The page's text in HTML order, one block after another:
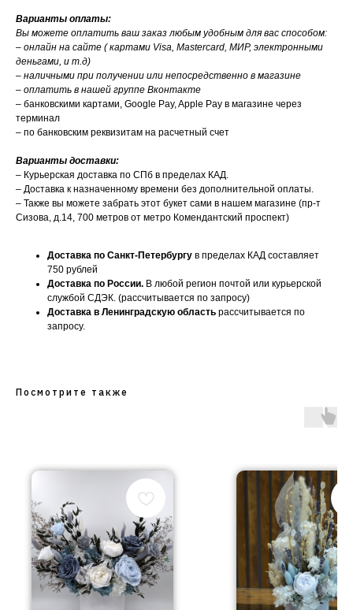
Варианты оплаты:
Вы можете оплатить ваш заказ любым удобным для вас способом:
– онлайн на сайте ( картами Visa, Mastercard, МИР, электронными
деньгами, и т.д)
– наличными при получении или непосредственно в магазине
– оплатить в нашей группе Вконтакте
– банковскими картами, Google Pay, Apple Pay в магазине через
терминал
– по банковским реквизитам на расчетный счет
Варианты доставки:
– Курьерская доставка по СПб в пределах КАД.
– Доставка к назначенному времени без дополнительной оплаты.
– Также вы можете забрать этот букет сами в нашем магазине (пр-т
Сизова, д.14, 700 метров от метро Комендантский проспект)
Доставка по Санкт-Петербургу в пределах КАД составляет
750 рублей
Доставка по России. В любой регион почтой или курьерской
службой СДЭК. (рассчитывается по запросу)
Доставка в Ленинградскую область рассчитывается по
запросу.
Посмотрите также